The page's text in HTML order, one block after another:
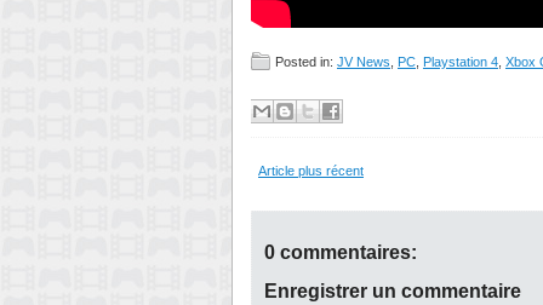
Posted in: JV News PC Playstation 4 Xbox
Article plus récent
0 commentaires:
Enregistrer un commentaire